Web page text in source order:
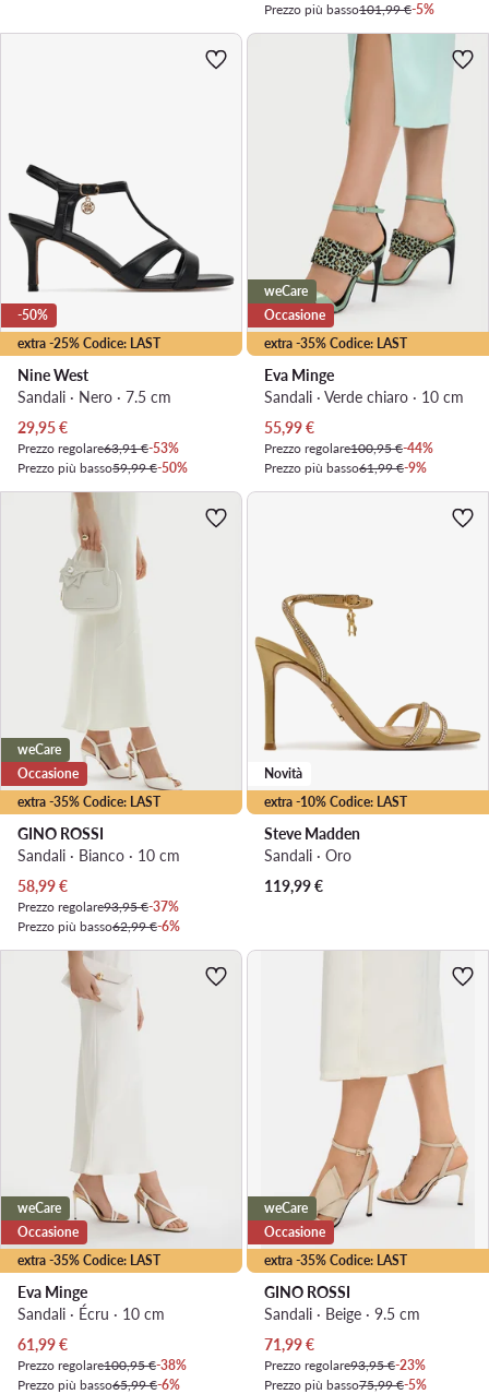
Prezzo più basso101,99 €-5%
extra -25% Codice: LAST
-50%
Nine West
Sandali · Nero · 7.5 cm
Prezzo attuale
29,95€
Prezzo regolare63,91 €-53%
Prezzo più basso59,99 €-50%
extra -35% Codice: LAST
weCare
Occasione
Eva Minge
Sandali · Verde chiaro · 10 cm
Prezzo attuale
55,99€
Prezzo regolare100,95 €-44%
Prezzo più basso61,99 €-9%
extra -35% Codice: LAST
weCare
Occasione
GINO ROSSI
Sandali · Bianco · 10 cm
Prezzo attuale
58,99€
Prezzo regolare93,95 €-37%
Prezzo più basso62,99 €-6%
extra -10% Codice: LAST
Novità
Steve Madden
Sandali · Oro
119,99€
extra -35% Codice: LAST
weCare
Occasione
Eva Minge
Sandali · Écru · 10 cm
Prezzo attuale
61,99€
Prezzo regolare100,95 €-38%
Prezzo più basso65,99 €-6%
extra -35% Codice: LAST
weCare
Occasione
GINO ROSSI
Sandali · Beige · 9.5 cm
Prezzo attuale
71,99€
Prezzo regolare93,95 €-23%
Prezzo più basso75,99 €-5%